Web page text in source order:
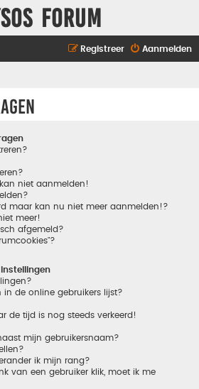
Forum
Aanmelden
Registreer
niet aanmelden!
maar kan nu niet meer aanmelden!?
meer!
afgemeld?
in de online gebruikers lijst?
de tijd is nog steeds verkeerd!
mijn gebruikersnaam?
ik mijn rang?
van een gebruiker klik, moet ik me